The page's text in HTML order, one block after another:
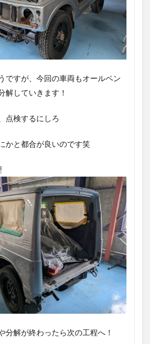
ですが、今回の車両もオールペン
解していきます！
点検するにしろ
かと都合が良いのです笑
分解が終わったら次の工程へ！